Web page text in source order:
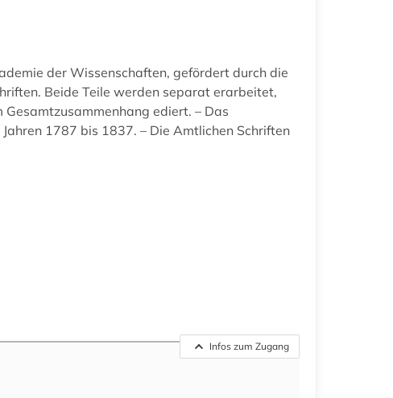
der Wissenschaften, gefördert durch die
Beide Teile werden separat erarbeitet,
ediert. – Das
1787 bis 1837. – Die Amtlichen Schriften
Infos zum Zugang